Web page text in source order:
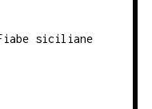
siciliane